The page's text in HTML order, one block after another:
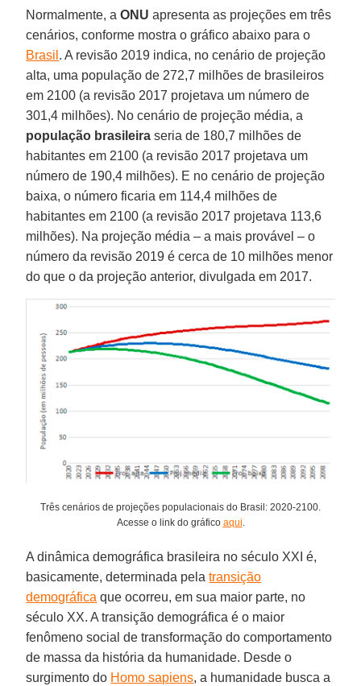
Normalmente, aONU apresenta as projeções em três
cenários, conforme mostra o gráfico abaixo para o
Brasil . A revisão 2019 indica, no cenário de projeção
alta, uma população de 272,7 milhões de brasileiros
em 2100 (a revisão 2017 projetava um número de
301,4 milhões). No cenário de projeção média, a
população brasileira seria de 180,7 milhões de
habitantes em 2100 (a revisão 2017 projetava um
número de 190,4 milhões). E no cenário de projeção
baixa, o número ficaria em 114,4 milhões de
habitantes em 2100 (a revisão 2017 projetava 113,6
milhões). Na projeção média – a mais provável – o
número da revisão 2019 é cerca de 10 milhões menor
do que o da projeção anterior, divulgada em 2017.
Três cenários de projeções populacionais do Brasil: 2020-2100.
Acesse o link do gráfico aqui.
A dinâmica demográfica brasileira no século XXI é,
basicamente, determinada pela transição
demográfica que ocorreu, em sua maior parte, no
século XX. A transição demográfica é o maior
fenômeno social de transformação do comportamento
de massa da história da humanidade. Desde o
surgimento do Homo sapiens, a humanidade busca a